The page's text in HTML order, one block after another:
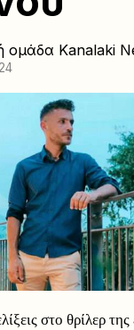
ομάδα Kanalaki
στο θρίλερ